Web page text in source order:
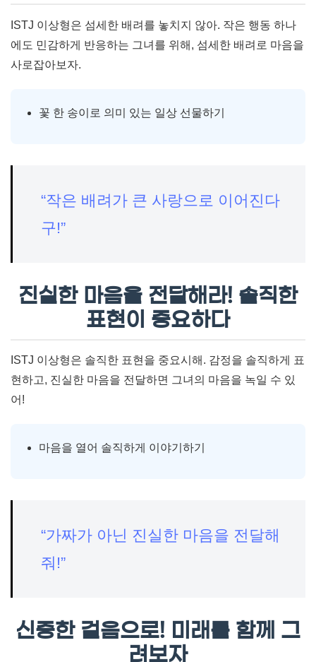
ISTJ 이상형은 섬세한 배려를 놓치지 않아. 작은 행동 하나
에도 민감하게 반응하는 그녀를 위해, 섬세한 배려로 마음을
사로잡아보자.
꽃 한 송이로 의미 있는 일상 선물하기
“작은 배려가 큰 사랑으로 이어진다
구!”
진실한 마음을 전달해라! 솔직한
표현이 중요하다
ISTJ 이상형은 솔직한 표현을 중요시해. 감정을 솔직하게 표
현하고, 진실한 마음을 전달하면 그녀의 마음을 녹일 수 있
어!
마음을 열어 솔직하게 이야기하기
“가짜가 아닌 진실한 마음을 전달해
줘!”
신중한 걸음으로! 미래를 함께 그
려보자